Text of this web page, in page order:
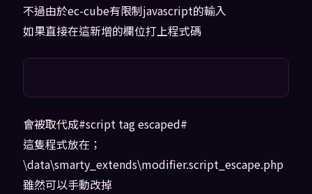
不過由於ec-cube有限制javascript的輸入
如果直接在這新增的欄位打上程式碼
會被取代成#script tag escaped#
這隻程式放在；
\data\smarty_extends\modifier.script_escape.php
雖然可以手動改掉